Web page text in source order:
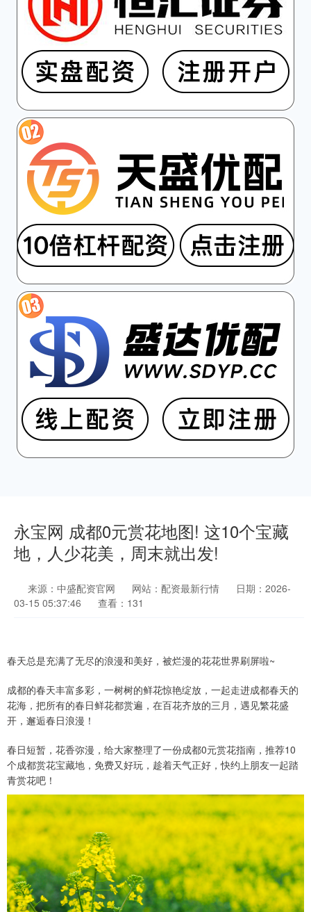
永宝网 成都0元赏花地图! 这10个宝藏
地，人少花美，周末就出发!
来源：中盛配资官网 网站：配资最新行情
日期：2026-
03-15 05:37:46
查看：131
春天总是充满了无尽的浪漫和美好，被烂漫的花花世界刷屏啦~
成都的春天丰富多彩，一树树的鲜花惊艳绽放，一起走进成都春天的
花海，把所有的春日鲜花都赏遍，在百花齐放的三月，遇见繁花盛
开，邂逅春日浪漫！
春日短暂，花香弥漫，给大家整理了一份成都0元赏花指南，推荐10
个成都赏花宝藏地，免费又好玩，趁着天气正好，快约上朋友一起踏
青赏花吧！